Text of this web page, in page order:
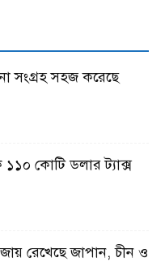
সংগ্রহ সহজ করেছে
কোটি ডলার ট্যাক্স
রেখেছে জাপান, চীন ও